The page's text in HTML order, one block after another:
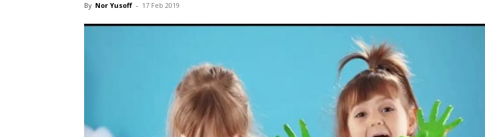
By Nor Yusoff - 17 Feb 2019